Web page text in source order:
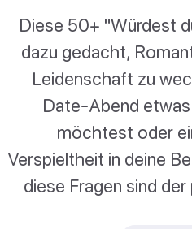
Diese 50+ "Würdest
dazu gedacht,
Leidenschaft zu
Date-Abend
möchtest oder
Verspieltheit in deine
diese Fragen sind